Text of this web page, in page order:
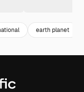
earth planet